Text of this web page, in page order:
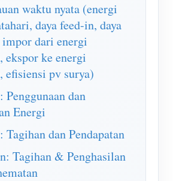
waktu nyata (energi
daya feed-in, daya
dari energi
ekspor ke energi
efisiensi pv surya)
Penggunaan dan
Energi
Tagihan dan Pendapatan
Tagihan & Penghasilan